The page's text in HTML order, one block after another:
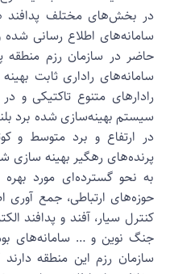
بخش‌های مختلف پدافند
اطلاع رسانی شده و
در سازمان رزم منطقه
راداری ثابت بهینه
متنوع تاکتیکی و در
بهینه‌سازی شده برد بلند،
ارتفاع و برد متوسط و کوتاه
رهگیر بهینه سازی شده
نحو گسترده‌ای مورد بهره
ارتباطی، جمع آوری
سیار، آفند و پدافند
نوین و … سامانه‌های بومی
رزم این منطقه دارند